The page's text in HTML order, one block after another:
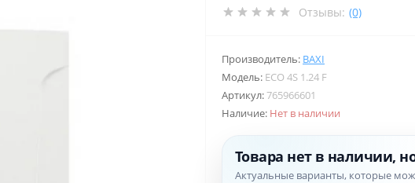
Отзывы: (0)
Производитель: BAXI
Модель: ECO 4S 1.24 F
Артикул:765966601
Наличие: Нет в наличии
Товара нет в наличии,
Актуальные варианты, которые